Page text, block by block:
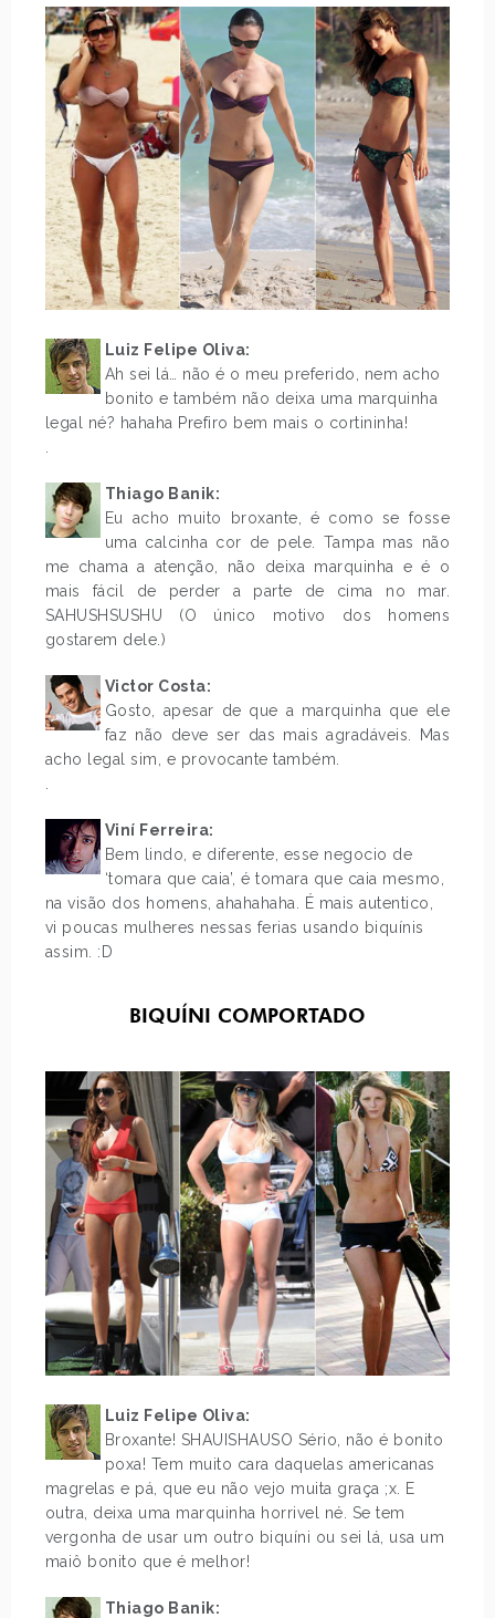
Luiz Felipe Oliva:
Ah sei lá… não é o meu preferido, nem acho
bonito e também não deixa uma marquinha
legal né? hahaha Prefiro bem mais o cortininha!
.
Thiago Banik:
Eu acho muito broxante, é como se fosse
uma calcinha cor de pele. Tampa mas não
me chama a atenção, não deixa marquinha e é o
mais fácil de perder a parte de cima no mar.
SAHUSHSUSHU (O único motivo dos homens
gostarem dele.)
Victor Costa:
Gosto, apesar de que a marquinha que ele
faz não deve ser das mais agradáveis. Mas
acho legal sim, e provocante também.
.
Viní Ferreira:
Bem lindo, e diferente, esse negocio de
‘tomara que caia’, é tomara que caia mesmo,
na visão dos homens, ahahahaha. É mais autentico,
vi poucas mulheres nessas ferias usando biquínis
assim. :D
BIQUÍNI COMPORTADO
Luiz Felipe Oliva:
Broxante! SHAUISHAUSO Sério, não é bonito
poxa! Tem muito cara daquelas americanas
magrelas e pá, que eu não vejo muita graça ;x. E
outra, deixa uma marquinha horrivel né. Se tem
vergonha de usar um outro biquíni ou sei lá, usa um
maiô bonito que é melhor!
Thiago Banik: